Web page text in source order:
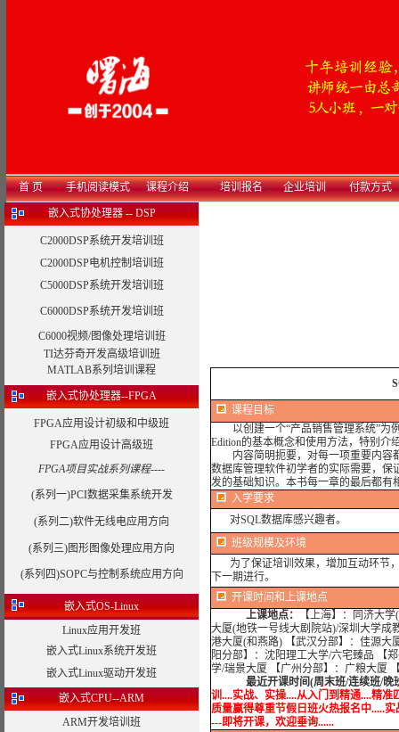
首 页 手机阅读模式 课程介绍 培训报名 企业培训 付款方式
嵌入式协处理器 -- DSP
C2000DSP系统开发培训班
C2000DSP电机控制培训班
C5000DSP系统开发培训班
C6000DSP系统开发培训班
C6000视频/图像处理培训班
TI达芬奇开发高级培训班
MATLAB系列培训课程
嵌入式协处理器--FPGA
FPGA应用设计初级和中级班
FPGA应用设计高级班
FPGA项目实战系列课程----
(系列一)PCI数据采集系统开发
(系列二)软件无线电应用方向
(系列三)图形图像处理应用方向
(系列四)SOPC与控制系统应用方向
嵌入式OS-Linux
Linux应用开发班
嵌入式Linux系统开发班
嵌入式Linux驱动开发班
嵌入式CPU--ARM
ARM开发培训班
课程目标
以创建一个“产品销售管理系统”为例
Edition的基本概念和使用方法，特别介
内容简明扼要，对每一项重要内容都
数据库管理软件初学者的实际需要，保
发的基础知识。本书每一章的最后都有
入学要求
对SQL数据库感兴趣者。
班级规模及环境
为了保证培训效果，增加互动环节，
下一期进行。
开课时间和上课地点
上课地点：
【上海】：同济大
大厦(地铁一号线大剧院站)/深圳大学成
港大厦(和燕路) 【武汉分部】：佳源大
阳分部】：沈阳理工大学/六宅臻品 【
学/瑞景大厦 【广州分部】：广粮大厦
最近开课时间(周末班/连续班/晚
训....实战、实操....从入门到精通....精准
质量赢得尊重节假日班火热报名中.....
---即将开课，欢迎垂询......